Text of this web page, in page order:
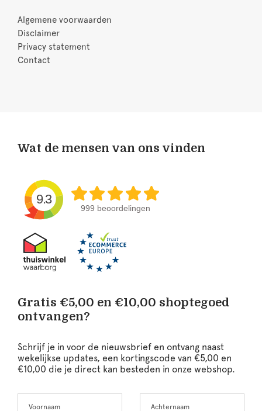
Algemene voorwaarden
Disclaimer
Privacy statement
Contact
Wat de mensen van ons vinden
9.3
999 beoordelingen
Gratis €5,00 en €10,00 shoptegoed
ontvangen?
Schrijf je in voor de nieuwsbrief en ontvang naast
wekelijkse updates, een kortingscode van €5,00 en
€10,00 die je direct kan besteden in onze webshop.
this